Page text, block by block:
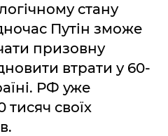
стану
Путін зможе
призовну
втрати у 60-
РФ уже
тисяч своїх